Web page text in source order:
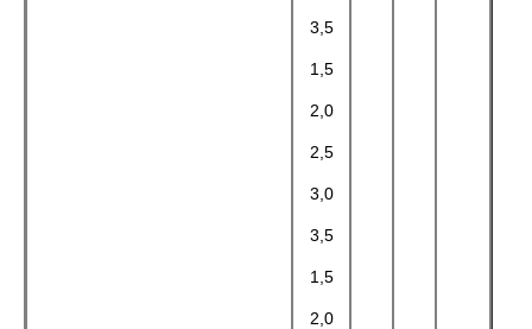
3,5
1,5
2,0
2,5
3,0
3,5
1,5
2,0